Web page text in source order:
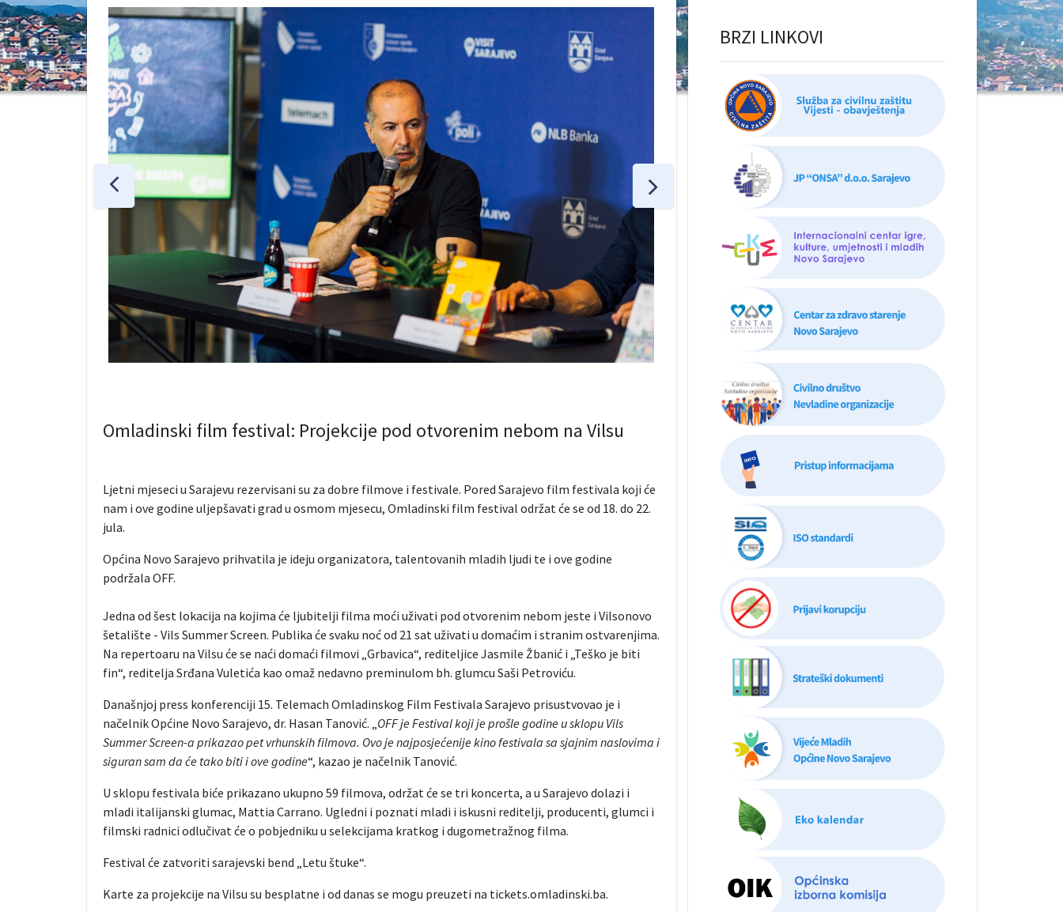
Omladinski film festival: Projekcije pod otvorenim nebom na Vilsu
Ljetni mjeseci u Sarajevu rezervisani su za dobre filmove i festivale. Pored Sarajevo film festivala koji će
nam i ove godine uljepšavati grad u osmom mjesecu, Omladinski film festival održat će se od 18. do 22.
jula.
Općina Novo Sarajevo prihvatila je ideju organizatora, talentovanih mladih ljudi te i ove godine
podržala OFF.
Jedna od šest lokacija na kojima će ljubitelji filma moći uživati pod otvorenim nebom jeste i Vilsonovo
šetalište - Vils Summer Screen. Publika će svaku noć od 21 sat uživati u domaćim i stranim ostvarenjima.
Na repertoaru na Vilsu će se naći domaći filmovi „Grbavica“, rediteljice Jasmile Žbanić i „Teško je biti
fin“, reditelja Srđana Vuletića kao omaž nedavno preminulom bh. glumcu Saši Petroviću.
Današnjoj press konferenciji 15. Telemach Omladinskog Film Festivala Sarajevo prisustvovao je i
načelnik Općine Novo Sarajevo, dr. Hasan Tanović. „OFF je Festival koji je prošle godine u sklopu Vils
Summer Screen-a prikazao pet vrhunskih filmova. Ovo je najposjećenije kino festivala sa sjajnim naslovima i
siguran sam da će tako biti i ove godine“, kazao je načelnik Tanović.
U sklopu festivala biće prikazano ukupno 59 filmova, održat će se tri koncerta, a u Sarajevo dolazi i
mladi italijanski glumac, Mattia Carrano. Ugledni i poznati mladi i iskusni reditelji, producenti, glumci i
filmski radnici odlučivat će o pobjedniku u selekcijama kratkog i dugometražnog filma.
Festival će zatvoriti sarajevski bend „Letu štuke“.
Karte za projekcije na Vilsu su besplatne i od danas se mogu preuzeti na tickets.omladinski.ba.
BRZI LINKOVI